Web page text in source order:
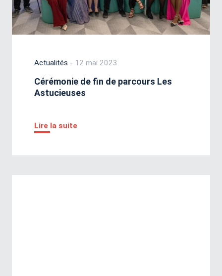
Actualités - 12 mai 2023
Cérémonie de fin de parcours Les
Astucieuses
Lire la suite